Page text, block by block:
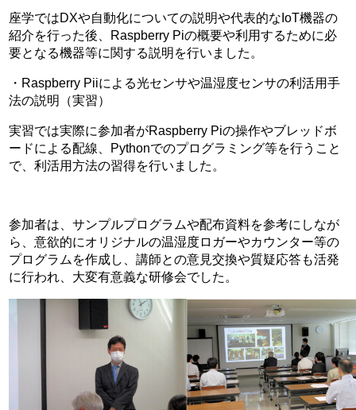
座学ではDXや自動化についての説明や代表的なIoT機器の
紹介を行った後、Raspberry Piの概要や利用するために必
要となる機器等に関する説明を行いました。
・Raspberry Piiによる光センサや温湿度センサの利活用手
法の説明（実習）
実習では実際に参加者がRaspberry Piの操作やブレッドボ
ードによる配線、Pythonでのプログラミング等を行うこと
で、利活用方法の習得を行いました。
参加者は、サンプルプログラムや配布資料を参考にしなが
ら、意欲的にオリジナルの温湿度ロガーやカウンター等の
プログラムを作成し、講師との意見交換や質疑応答も活発
に行われ、大変有意義な研修会でした。